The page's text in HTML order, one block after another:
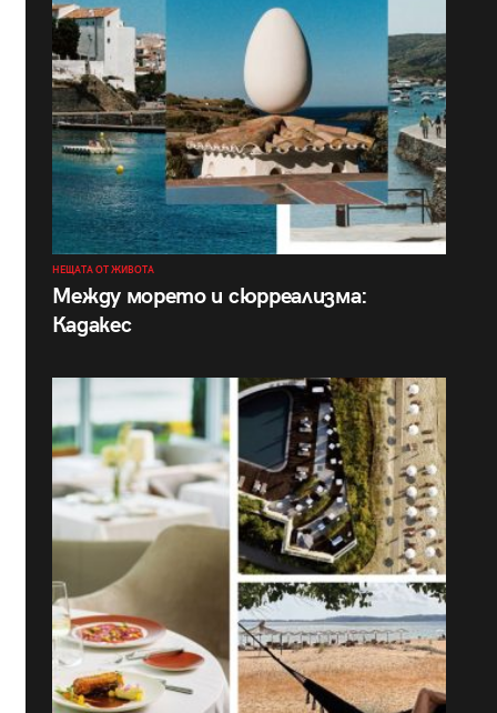
НЕЩАТА ОТ ЖИВОТА
Между морето и сюрреализма:
Кадакес